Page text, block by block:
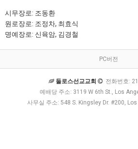
시무장로: 조동환
원로장로: 조정차, 최효식
명예장로: 신육암, 김경철
PC버전
둘로스선교교회
전화번호:
예배당 주소: 3119 W 6th St., Los
사무실 주소: 548 S. Kingsley Dr. #200,